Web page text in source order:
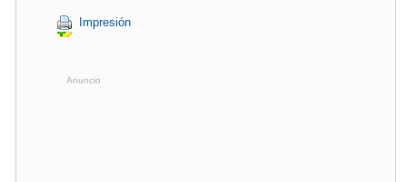
Impresión
Anuncio